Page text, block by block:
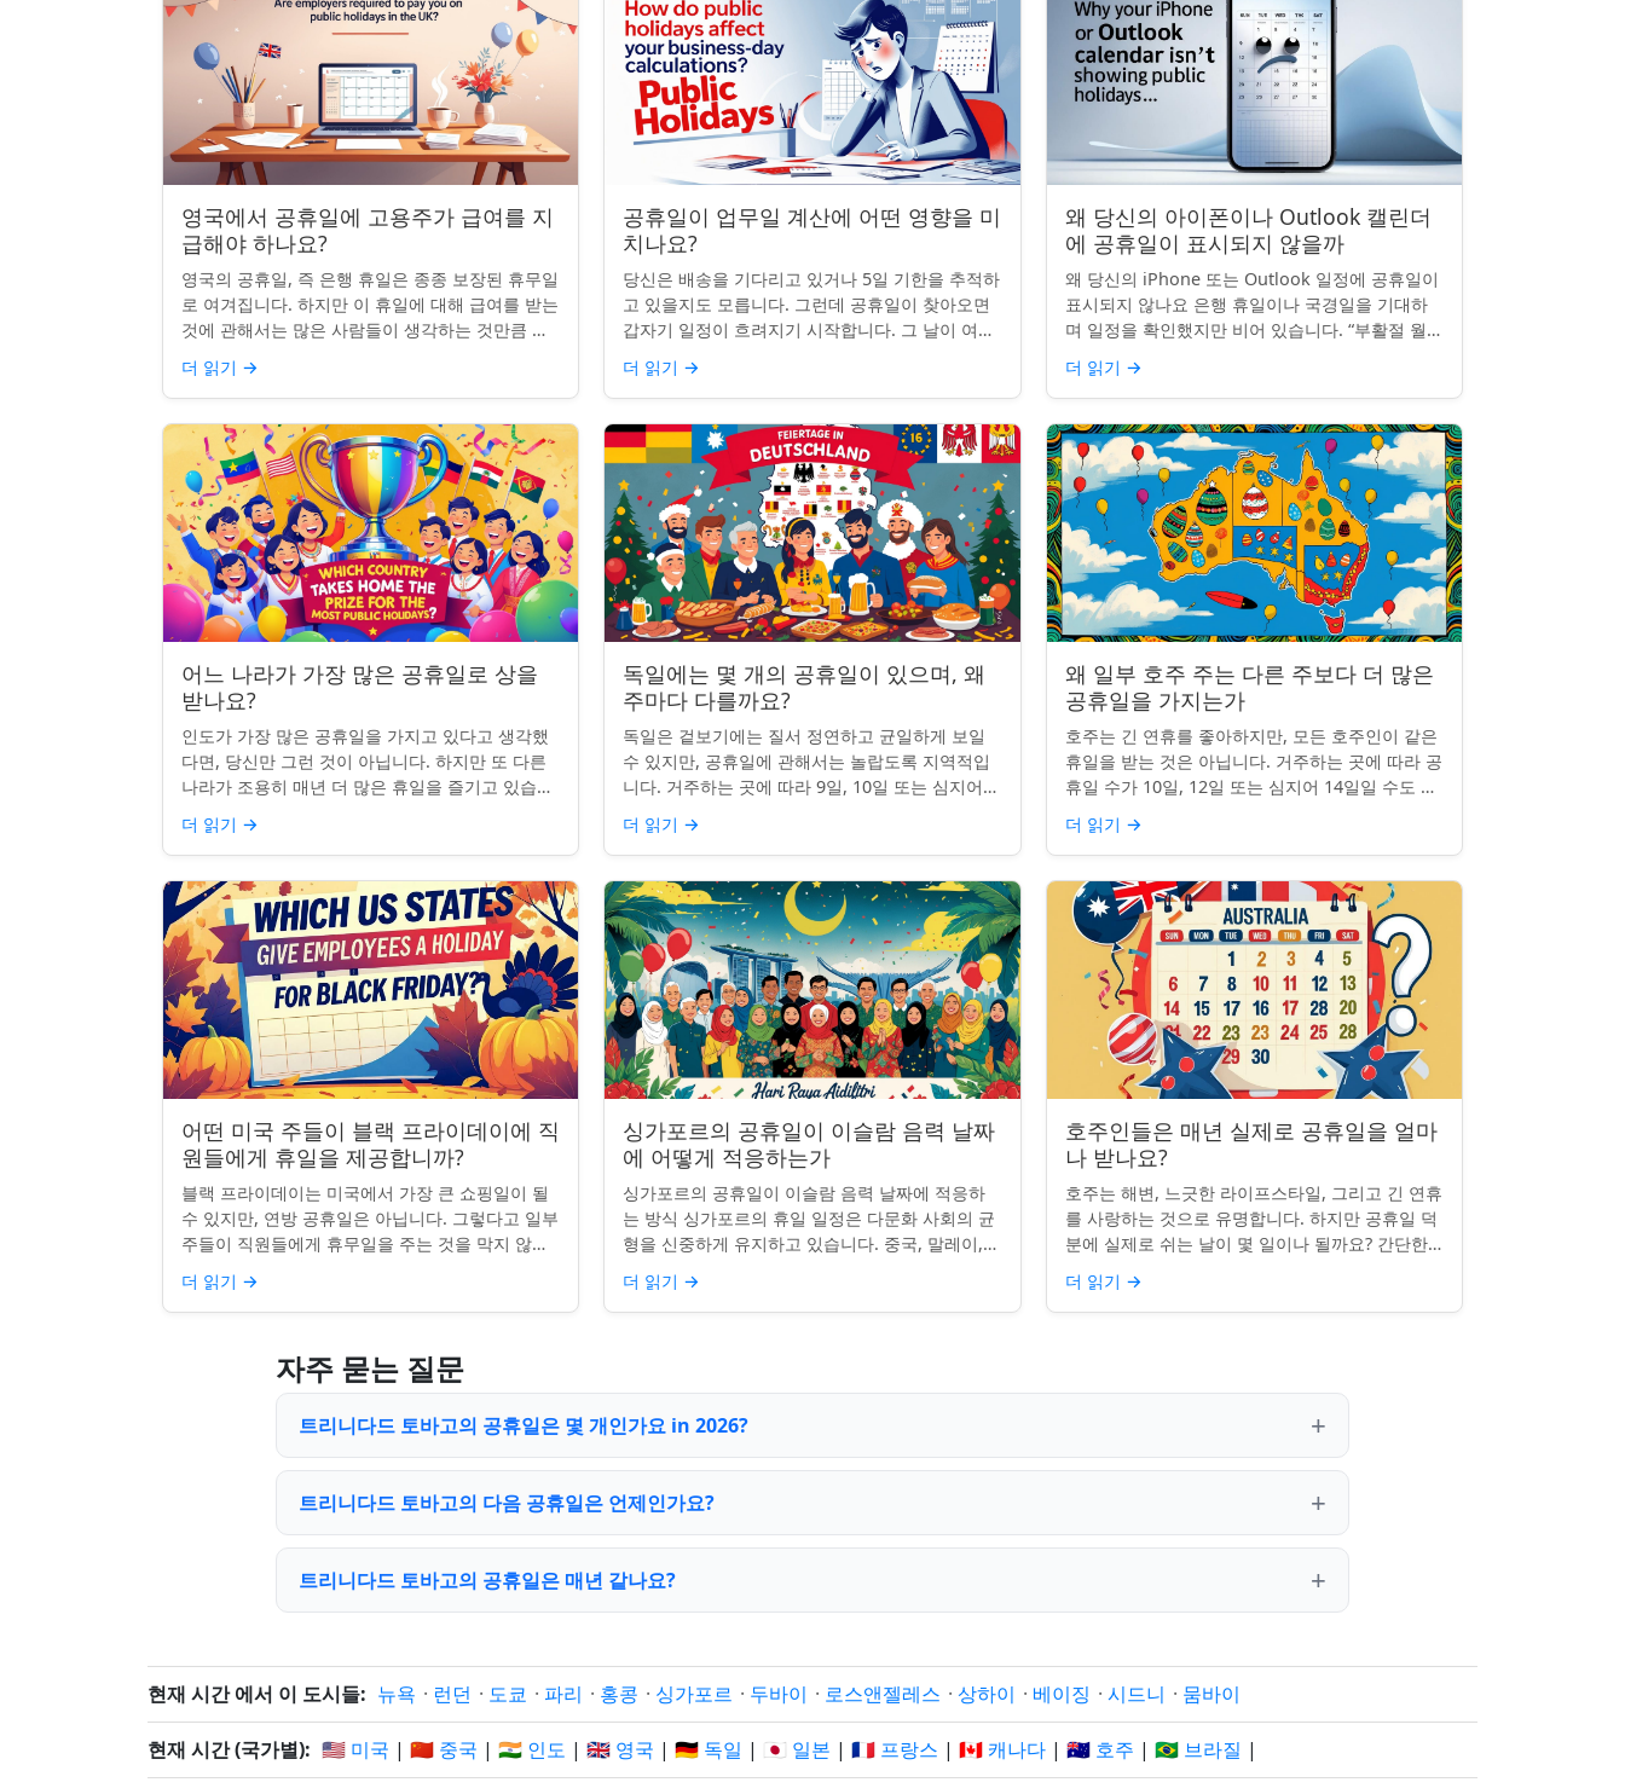
영국에서 공휴일에 고용주가 급여를 지
급해야 하나요?
영국의 공휴일, 즉 은행 휴일은 종종 보장된 휴무일
로 여겨집니다. 하지만 이 휴일에 대해 급여를 받는
것에 관해서는 많은 사람들이 생각하는 것만큼 명
확하지 않습니다. 사실, 급여를 받거나 하루 쉬는
것이 전적으로 계...
더 읽기 →
공휴일이 업무일 계산에 어떤 영향을 미
치나요?
당신은 배송을 기다리고 있거나 5일 기한을 추적하
고 있을지도 모릅니다. 그런데 공휴일이 찾아오면
갑자기 일정이 흐려지기 시작합니다. 그 날이 여전
히 계산에 포함되나요? 업무일 계산을 할 때 공휴
일은 생각보다 더 중요...
더 읽기 →
왜 당신의 아이폰이나 Outlook 캘린더
에 공휴일이 표시되지 않을까
왜 당신의 iPhone 또는 Outlook 일정에 공휴일이
표시되지 않나요 은행 휴일이나 국경일을 기대하
며 일정을 확인했지만 비어 있습니다. “부활절 월요
일”, “노동절”, “독립기념일”이 보이지 않네요.
iPhon...
더 읽기 →
어느 나라가 가장 많은 공휴일로 상을
받나요?
인도가 가장 많은 공휴일을 가지고 있다고 생각했
다면, 당신만 그런 것이 아닙니다. 하지만 또 다른
나라가 조용히 매년 더 많은 휴일을 즐기고 있습니
다: 네팔입니다. 종교적, 문화적, 국가적 기념일이
혼합된 네팔은 현...
더 읽기 →
독일에는 몇 개의 공휴일이 있으며, 왜
주마다 다를까요?
독일은 겉보기에는 질서 정연하고 균일하게 보일
수 있지만, 공휴일에 관해서는 놀랍도록 지역적입
니다. 거주하는 곳에 따라 9일, 10일 또는 심지어
13일의 공휴일이 포함될 수 있습니다. 왜 그런 걸
까요? 간단한 통찰...
더 읽기 →
왜 일부 호주 주는 다른 주보다 더 많은
공휴일을 가지는가
호주는 긴 연휴를 좋아하지만, 모든 호주인이 같은
휴일을 받는 것은 아닙니다. 거주하는 곳에 따라 공
휴일 수가 10일, 12일 또는 심지어 14일일 수도 있
습니다. 도대체 무슨 일이 일어나고 있는 걸까요?
왜 일부 ...
더 읽기 →
어떤 미국 주들이 블랙 프라이데이에 직
원들에게 휴일을 제공합니까?
블랙 프라이데이는 미국에서 가장 큰 쇼핑일이 될
수 있지만, 연방 공휴일은 아닙니다. 그렇다고 일부
주들이 직원들에게 휴무일을 주는 것을 막지 않죠.
전통, 소매업의 광란, 또는 단순히 추수감사절을 연
장하는 것과 관...
더 읽기 →
싱가포르의 공휴일이 이슬람 음력 날짜
에 어떻게 적응하는가
싱가포르의 공휴일이 이슬람 음력 날짜에 적응하
는 방식 싱가포르의 휴일 일정은 다문화 사회의 균
형을 신중하게 유지하고 있습니다. 중국, 말레이,
인도, 서양 전통의 주요 축하 행사를 포함하여, 나
라의 다양성을 반영합니...
더 읽기 →
호주인들은 매년 실제로 공휴일을 얼마
나 받나요?
호주는 해변, 느긋한 라이프스타일, 그리고 긴 연휴
를 사랑하는 것으로 유명합니다. 하지만 공휴일 덕
분에 실제로 쉬는 날이 몇 일이나 될까요? 간단한
질문처럼 들리지만, 답은 생각보다 명확하지 않을
수 있습니다. 거주...
더 읽기 →
자주 묻는 질문
트리니다드 토바고의 공휴일은 몇 개인가요 in 2026?
트리니다드 토바고의 다음 공휴일은 언제인가요?
트리니다드 토바고의 공휴일은 매년 같나요?
현재 시간 에서 이 도시들: 뉴욕 · 런던 · 도쿄 · 파리 · 홍콩 · 싱가포르 · 두바이 · 로스앤젤레스 · 상하이 · 베이징 · 시드니 · 뭄바이
현재 시간 (국가별): 🇺🇸 미국 | 🇨🇳 중국 | 🇮🇳 인도 | 🇬🇧 영국 | 🇩🇪 독일 | 🇯🇵 일본 | 🇫🇷 프랑스 | 🇨🇦 캐나다 | 🇦🇺 호주 | 🇧🇷 브라질 |